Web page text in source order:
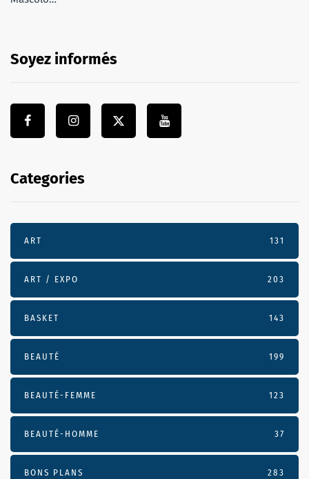
Soyez informés
Categories
ART 131
ART / EXPO 203
BASKET 143
BEAUTÉ 199
BEAUTÉ-FEMME 123
BEAUTÉ-HOMME 37
BONS PLANS 283